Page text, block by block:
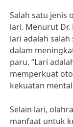
Salah satu jenis
lari. Menurut Dr.
lari adalah
dalam
paru. “Lari
memperkuat
kekuatan
Selain lari,
manfaat untuk